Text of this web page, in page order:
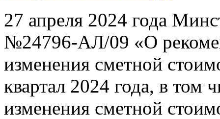
27 апреля 2024 года
№24796-АЛ/09 «О
изменения сметной
квартал 2024 года, в том
изменения сметной